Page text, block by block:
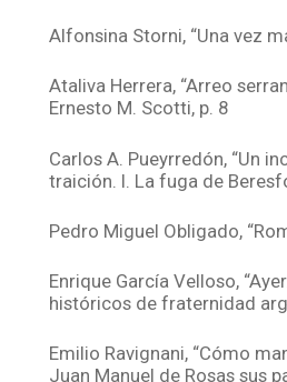
Alfonsina Storni, “Una vez
Ataliva Herrera, “Arreo
Ernesto M. Scotti, p. 8
Carlos A. Pueyrredón, “Un
traición. I. La fuga de
Pedro Miguel Obligado,
Enrique García Velloso,
históricos de fraternidad
Emilio Ravignani, “Cómo
Juan Manuel de Rosas sus